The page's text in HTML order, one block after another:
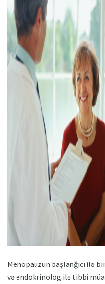
ad
Menopauzun başlanğıcı ilə
və endokrinolog ilə tibbi